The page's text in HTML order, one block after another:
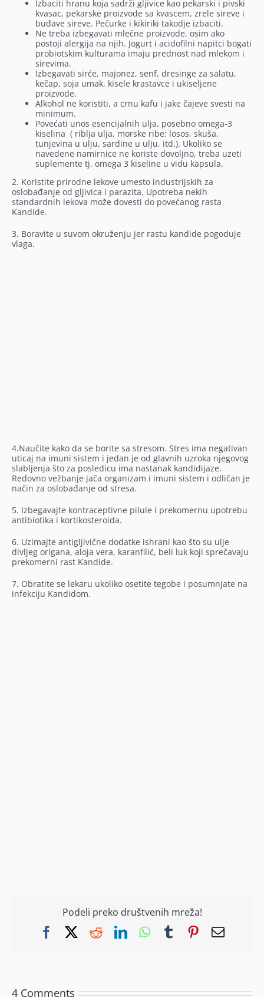
Izbaciti hranu koja sadrži gljivice kao pekarski i pivski
kvasac, pekarske proizvode sa kvascem, zrele sireve i
buđave sireve. Pečurke i kikiriki takodje izbaciti.
Ne treba izbegavati mlečne proizvode, osim ako
postoji alergija na njih. Jogurt i acidofilni napitci bogati
probiotskim kulturama imaju prednost nad mlekom i
sirevima.
Izbegavati sirće, majonez, senf, dresinge za salatu,
kečap, soja umak, kisele krastavce i ukiseljene
proizvode.
Alkohol ne koristiti, a crnu kafu i jake čajeve svesti na
minimum.
Povećati unos esencijalnih ulja, posebno omega-3
kiselina ( riblja ulja, morske ribe: losos, skuša,
tunjevina u ulju, sardine u ulju, itd.). Ukoliko se
navedene namirnice ne koriste dovoljno, treba uzeti
suplemente tj. omega 3 kiseline u vidu kapsula.
2. Koristite prirodne lekove umesto industrijskih za
oslobađanje od gljivica i parazita. Upotreba nekih
standardnih lekova može dovesti do povećanog rasta
Kandide.
3. Boravite u suvom okruženju jer rastu kandide pogoduje
vlaga.
4.Naučite kako da se borite sa stresom. Stres ima negativan
uticaj na imuni sistem i jedan je od glavnih uzroka njegovog
slabljenja što za posledicu ima nastanak kandidijaze.
Redovno vežbanje jača organizam i imuni sistem i odličan je
način za oslobađanje od stresa.
5. Izbegavajte kontraceptivne pilule i prekomernu upotrebu
antibiotika i kortikosteroida.
6. Uzimajte antigljivične dodatke ishrani kao što su ulje
divljeg origana, aloja vera, karanfilić, beli luk koji sprečavaju
prekomerni rast Kandide.
7. Obratite se lekaru ukoliko osetite tegobe i posumnjate na
infekciju Kandidom.
Podeli preko društvenih mreža!
FacebookRedditLinkedInWhatsApp
TumblrPinterest
Email
4 Comments